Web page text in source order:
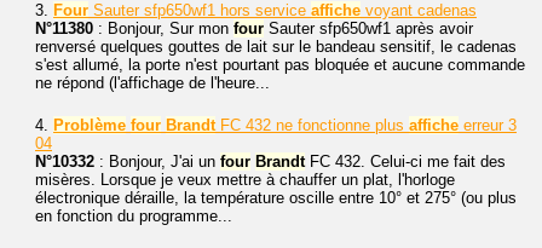
3. Four Sauter sfp650wf1 hors service affiche voyant cadenas
N°11380 : Bonjour, Sur mon four Sauter sfp650wf1 après avoir
renversé quelques gouttes de lait sur le bandeau sensitif, le cadenas
s'est allumé, la porte n'est pourtant pas bloquée et aucune commande
ne répond (l'affichage de l'heure...
4. Problème four BrandtFC 432 ne fonctionne plus affiche erreur 3
04
N°10332 : Bonjour, J'ai un four BrandtFC 432. Celui-ci me fait des
misères. Lorsque je veux mettre à chauffer un plat, l'horloge
électronique déraille, la température oscille entre 10° et 275° (ou plus
en fonction du programme...